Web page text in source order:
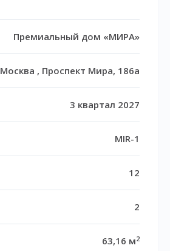
Премиальный дом «МИРА»
Москва , Проспект Мира, 186а
3 квартал 2027
MIR-1
12
2
63,16 м2